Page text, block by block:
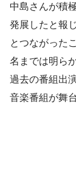
中島さんが積
発展したと報
とつながった
名までは明ら
過去の番組出
音楽番組が舞